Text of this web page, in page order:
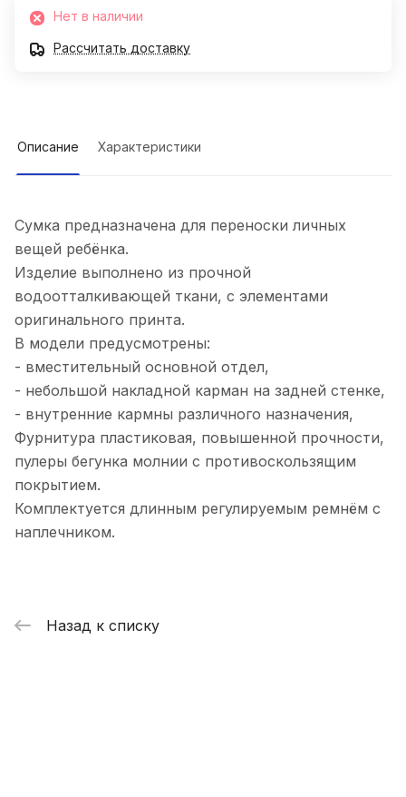
Нет в наличии
Рассчитать доставку
Описание Характеристики
Сумка предназначена для переноски личных
вещей ребёнка.
Изделие выполнено из прочной
водоотталкивающей ткани, с элементами
оригинального принта.
В модели предусмотрены:
- вместительный основной отдел,
- небольшой накладной карман на задней стенке,
- внутренние кармны различного назначения,
Фурнитура пластиковая, повышенной прочности,
пулеры бегунка молнии с противоскользящим
покрытием.
Комплектуется длинным регулируемым ремнём с
наплечником.
Назад к списку